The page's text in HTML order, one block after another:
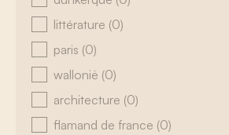
littérature (0)
paris (0)
wallonië (0)
architecture (0)
flamand de france (0)